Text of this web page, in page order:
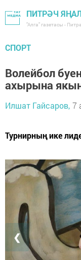
ПИТРӘЧ
"Алга" газетасы -
СПОРТ
Волейбол
ахырына
Илшат Гайсаров, 7
Турнирның ике
❮